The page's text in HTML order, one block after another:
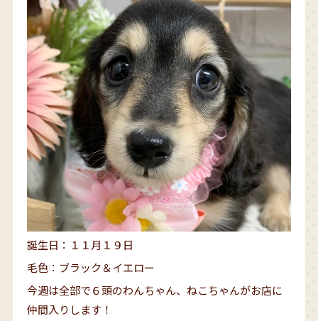
誕生日：１１月１９日
毛色：ブラック＆イエロー
今週は全部で６頭のわんちゃん、ねこちゃんがお店に
仲間入りします！